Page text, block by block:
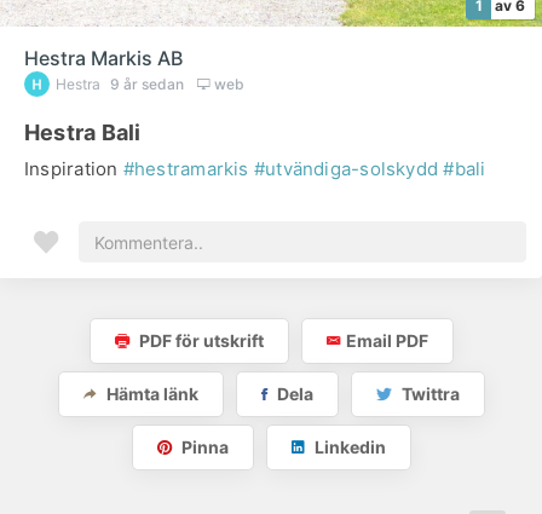
1 av 6
Hestra Markis AB
Hestra 9 år sedan web
Hestra Bali
Inspiration #hestramarkis #utvändiga-solskydd #bali
PDF för utskrift Email PDF
Hämta länk Dela Twittra
Pinna Linkedin